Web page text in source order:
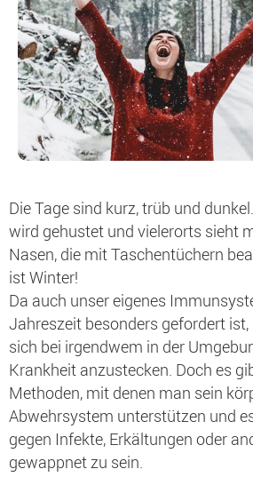
Die Tage sind kurz, trüb und
wird gehustet und vielerorts sieht
Nasen, die mit Taschentüchern
ist Winter!
Da auch unser eigenes
Jahreszeit besonders gefordert ist,
sich bei irgendwem in der
Krankheit anzustecken. Doch es
Methoden, mit denen man sein
Abwehrsystem unterstützen und
gegen Infekte, Erkältungen oder
gewappnet zu sein.